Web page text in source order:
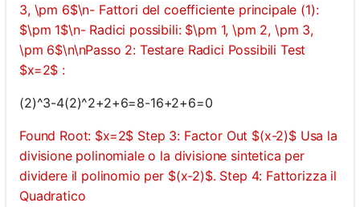
3, \pm 6$\n- Fattori del coefficiente principale (1):
$\pm 1$\n- Radici possibili: $\pm 1, \pm 2, \pm 3,
\pm 6$\n\nPasso 2: Testare Radici Possibili Test
$x=2$ :
(2)^3-4(2)^2+2+6=8-16+2+6=0
Found Root: $x=2$ Step 3: Factor Out $(x-2)$ Usa la
divisione polinomiale o la divisione sintetica per
dividere il polinomio per $(x-2)$. Step 4: Fattorizza il
Quadratico